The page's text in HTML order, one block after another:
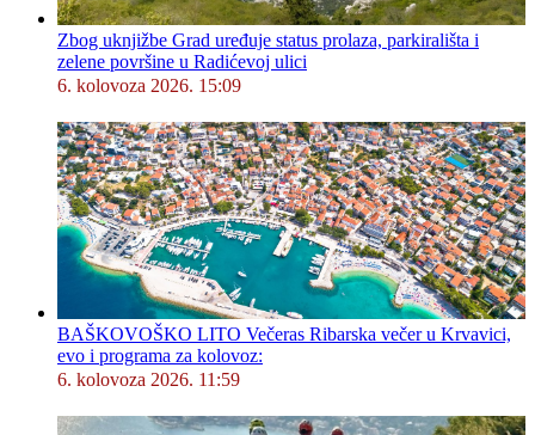
Zbog uknjižbe Grad uređuje status prolaza, parkirališta i
zelene površine u Radićevoj ulici
6. kolovoza 2026. 15:09
BAŠKOVOŠKO LITO Večeras Ribarska večer u Krvavici,
evo i programa za kolovoz:
6. kolovoza 2026. 11:59